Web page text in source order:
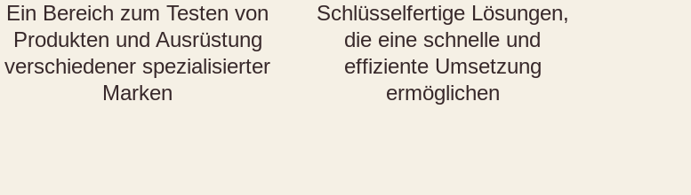
Ein Bereich zum Testen von
Produkten und Ausrüstung
verschiedener spezialisierter
Marken
Schlüsselfertige Lösungen,
die eine schnelle und
effiziente Umsetzung
ermöglichen